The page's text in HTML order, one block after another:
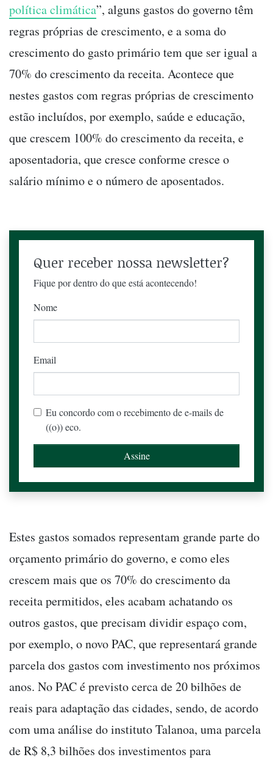
política climática”, alguns gastos do governo têm
regras próprias de crescimento, e a soma do
crescimento do gasto primário tem que ser igual a
70% do crescimento da receita. Acontece que
nestes gastos com regras próprias de crescimento
estão incluídos, por exemplo, saúde e educação,
que crescem 100% do crescimento da receita, e
aposentadoria, que cresce conforme cresce o
salário mínimo e o número de aposentados.
Quer receber nossa newsletter?
Fique por dentro do que está acontecendo!
Nome
Email
Eu concordo com o recebimento de e-mails de
((o)) eco.
Estes gastos somados representam grande parte do
orçamento primário do governo, e como eles
crescem mais que os 70% do crescimento da
receita permitidos, eles acabam achatando os
outros gastos, que precisam dividir espaço com,
por exemplo, o novo PAC, que representará grande
parcela dos gastos com investimento nos próximos
anos. No PAC é previsto cerca de 20 bilhões de
reais para adaptação das cidades, sendo, de acordo
com uma análise do instituto Talanoa, uma parcela
de R$ 8,3 bilhões dos investimentos para